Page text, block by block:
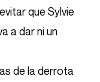
que Sylvie
a dar ni un
de la derrota